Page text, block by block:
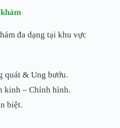
đa dạng tại khu vực
quát & Ung bướu.
kinh – Chỉnh hình.
biệt.